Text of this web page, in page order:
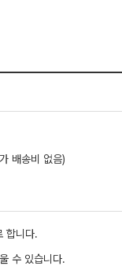
배송비 없음)
합니다.
수 있습니다.